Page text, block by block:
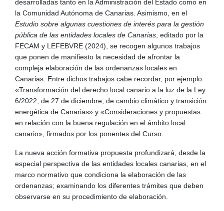
desarrolladas tanto en la Administración del Estado como en
la Comunidad Autónoma de Canarias. Asimismo, en el
Estudio sobre algunas cuestiones de interés para la gestión
pública de las entidades locales de Canarias , editado por la
FECAM y LEFEBVRE (2024), se recogen algunos trabajos
que ponen de manifiesto la necesidad de afrontar la
compleja elaboración de las ordenanzas locales en
Canarias. Entre dichos trabajos cabe recordar, por ejemplo:
«Transformación del derecho local canario a la luz de la Ley
6/2022, de 27 de diciembre, de cambio climático y transición
energética de Canarias» y «Consideraciones y propuestas
en relación con la buena regulación en el ámbito local
canario», firmados por los ponentes del Curso.
La nueva acción formativa propuesta profundizará, desde la
especial perspectiva de las entidades locales canarias, en el
marco normativo que condiciona la elaboración de las
ordenanzas; examinando los diferentes trámites que deben
observarse en su procedimiento de elaboración.